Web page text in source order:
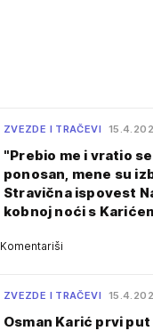
ZVEZDE I TRAČEVI
"Prebio me i vratio
ponosan, mene su
Stravična ispovest
kobnoj noći s
Komentariši
ZVEZDE I TRAČEVI
Osman Karić prvi